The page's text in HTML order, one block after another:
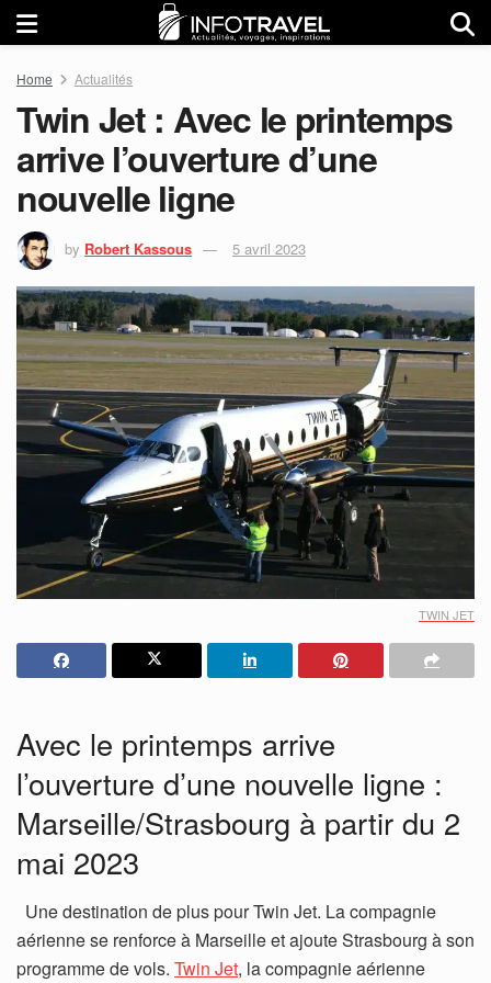
Home Actualités
Twin Jet : Avec le printemps
arrive l’ouverture d’une
nouvelle ligne
by Robert Kassous 5 avril 2023
TWIN JET
Avec le printemps arrive
l’ouverture d’une nouvelle ligne :
Marseille/Strasbourg à partir du 2
mai 2023
Une destination de plus pour Twin Jet. La compagnie
aérienne se renforce à Marseille et ajoute Strasbourg à son
programme de vols. Twin Jet, la compagnie aérienne